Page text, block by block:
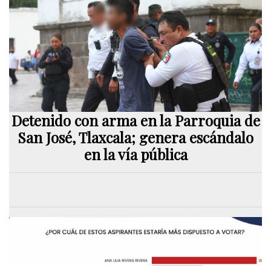
Detenido con arma en la Parroquia de
San José, Tlaxcala; genera escándalo
en la vía pública